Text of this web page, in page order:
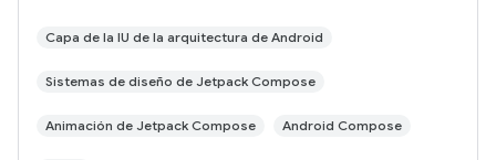
Capa de la IU de la arquitectura de Android
Sistemas de diseño de Jetpack Compose
Animación de Jetpack Compose Android Compose